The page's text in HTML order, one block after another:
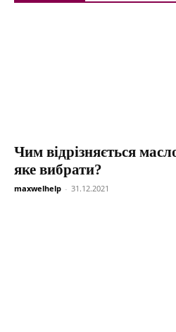
Чим відрізняється
яке вибрати?
maxwelhelp - 31.12.2021